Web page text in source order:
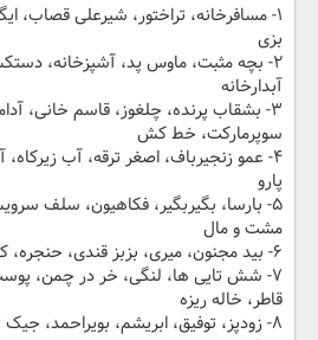
۱- مسافرخانه، تراختور، شیرعلی قصاب،
بزی
۲- بچه مثبت، ماوس پد، آشپزخانه،
آبدارخانه
۳- بشقاب پرنده، چلغوز، قاسم خانی،
سوپرمارکت، خط کش
۴- عمو زنجیرباف، اصغر ترقه، آب
پارو
۵- بارسا، بگیربگیر، فکاهیون، سلف
مشت و مال
۶- بید مجنون، میری، بزبز قندی، حنجره، کمانچه، هاوکینگ، آقا دایی
۷- شش تایی ها، لنگی، خر در چمن،
قاطر، خاله ریزه
۸- زودپز، توفیق، ابریشم، بویراحمد،